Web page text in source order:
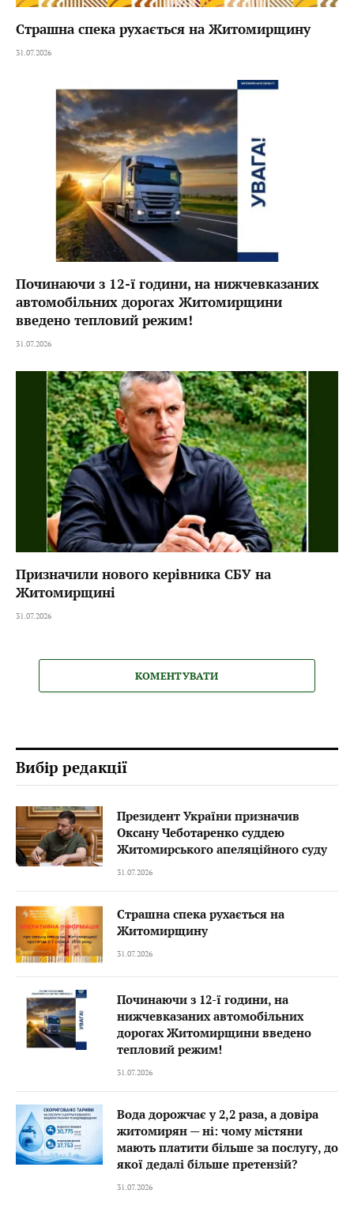
Страшна спека рухається на Житомирщину
31.07.2026
Починаючи з 12-ї години, на нижчевказаних
автомобільних дорогах Житомирщини
введено тепловий режим!
31.07.2026
Призначили нового керівника СБУ на
Житомирщині
31.07.2026
КОМЕНТУВАТИ
Вибір редакції
Президент України призначив
Оксану Чеботаренко суддею
Житомирського апеляційного суду
31.07.2026
Страшна спека рухається на
Житомирщину
31.07.2026
Починаючи з 12-ї години, на
нижчевказаних автомобільних
дорогах Житомирщини введено
тепловий режим!
31.07.2026
Вода дорожчає у 2,2 раза, а довіра
житомирян — ні: чому містяни
мають платити більше за послугу, до
якої дедалі більше претензій?
31.07.2026